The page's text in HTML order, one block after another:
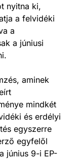
nyitna ki,
a felvidéki
a
a júniusi
aminek
mindkét
és erdélyi
egyszerre
egyfelől
június 9-i EP-